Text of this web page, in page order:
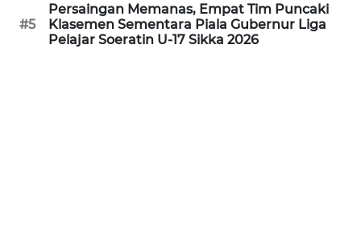
#5
Persaingan Memanas, Empat Tim Puncaki
Klasemen Sementara Piala Gubernur Liga
Pelajar Soeratin U-17 Sikka 2026
WN